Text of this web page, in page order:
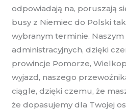
odpowiadają na, poruszają
busy z Niemiec do Polski
wybranym terminie.
administracyjnych, dzięki
prowincje Pomorze,
wyjazd, naszego
ciągle, dzięki czemu, że
że dopasujemy dla Twojej